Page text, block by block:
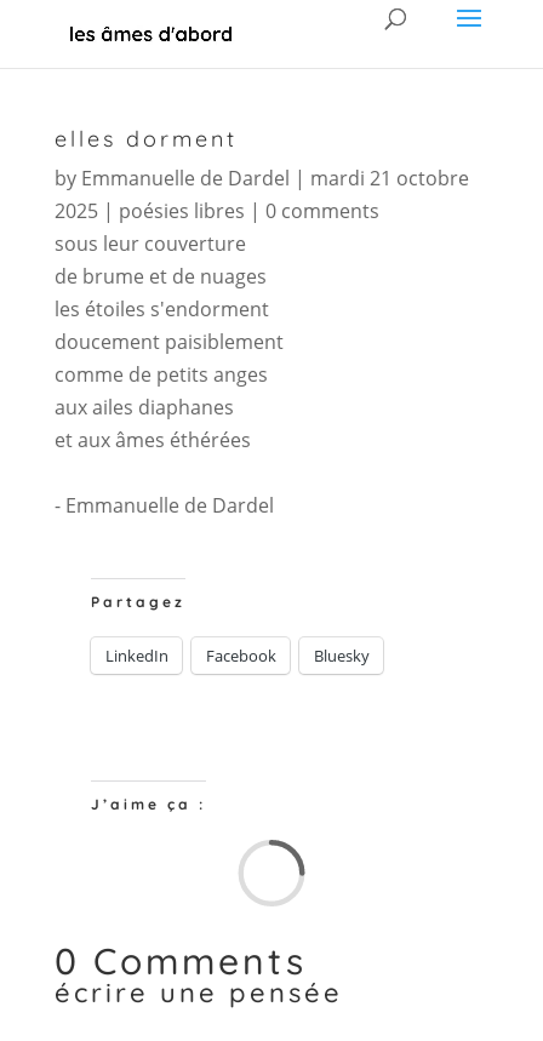
elles dorment
by Emmanuelle de Dardel | mardi 21 octobre
2025| poésies libres | 0 comments
sous leur couverture
de brume et de nuages
les étoiles s'endorment
doucement paisiblement
comme de petits anges
aux ailes diaphanes
et aux âmes éthérées
- Emmanuelle de Dardel
Partagez
LinkedIn Facebook Bluesky
J’aime ça :
0 Comments
écrire une pensée